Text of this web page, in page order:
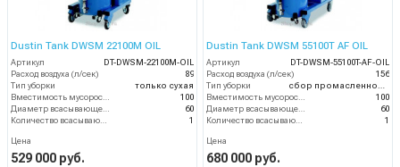
Dustin Tank DWSM 22100M OIL
Артикул
DT-DWSM-22100M-OIL
Расход воздуха (л/сек)
89
Тип уборки
только сухая
Вместимость мусоросборника (л)
100
Диаметр всасывающего отверстия (мм)
60
Количество всасывающих турбин (шт)
1
Цена
529 000 руб.
Dustin Tank DWSM 55100T AF OIL
Артикул
DT-DWSM-55100T-AF-OIL
Расход воздуха (л/сек)
156
Тип уборки
сбор промасленной стружки
Вместимость мусоросборника (л)
100
Диаметр всасывающего отверстия (мм)
60
Количество всасывающих турбин (шт)
1
Цена
680 000 руб.